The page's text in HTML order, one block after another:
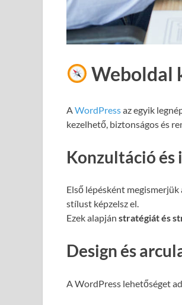
Weboldal
AWordPressaz egyik
kezelhető, biztonságos és
Konzultáció és
Első lépésként
stílust képzelsz el.
Ezek alapján stratégiát és
Design és
A WordPress lehetőséget